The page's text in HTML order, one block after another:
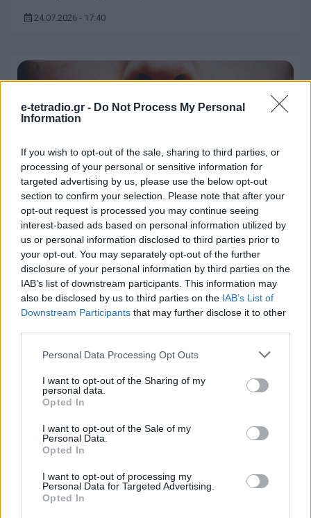
e-tetradio.gr - Do Not Process My Personal
Information
If you wish to opt-out of the sale, sharing to third parties, or
processing of your personal or sensitive information for
targeted advertising by us, please use the below opt-out
section to confirm your selection. Please note that after your
opt-out request is processed you may continue seeing
interest-based ads based on personal information utilized by
us or personal information disclosed to third parties prior to
your opt-out. You may separately opt-out of the further
disclosure of your personal information by third parties on the
IAB’s list of downstream participants. This information may
also be disclosed by us to third parties on the IAB’s List of
Downstream Participants that may further disclose it to other
Personal Data Processing Opt Outs
I want to opt-out of the Sharing of my
personal data.
Opted In
I want to opt-out of the Sale of my
Personal Data.
Opted In
I want to opt-out of processing my
Personal Data for Targeted Advertising.
Opted In
24.07.2026 - 17:40
ΕΣΗΕΑ: «Θεσμική νίκη των
δημοσιογράφων η ψήφιση του νόμου
για τα SLAPPs»
03.08.2026 - 18:44